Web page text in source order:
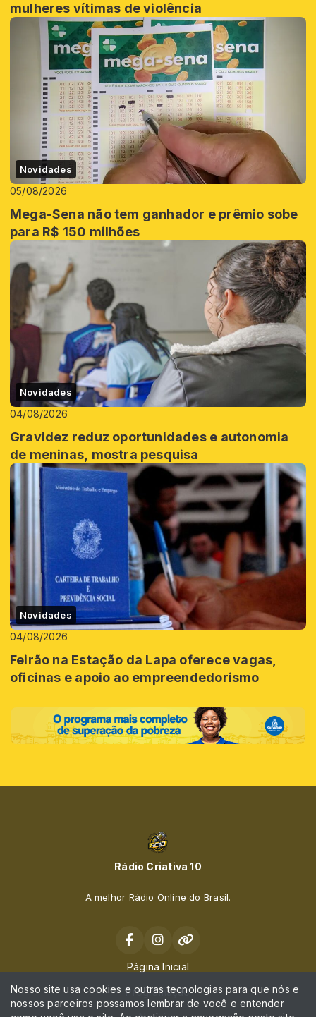
mulheres vítimas de violência
Novidades
05/08/2026
Mega-Sena não tem ganhador e prêmio sobe
para R$ 150 milhões
Novidades
04/08/2026
Gravidez reduz oportunidades e autonomia
de meninas, mostra pesquisa
Novidades
04/08/2026
Feirão na Estação da Lapa oferece vagas,
oficinas e apoio ao empreendedorismo
Rádio Criativa 10
A melhor Rádio Online do Brasil.
Página Inicial
Programação
Nosso site usa cookies e outras tecnologias para que nós e
nossos parceiros possamos lembrar de você e entender